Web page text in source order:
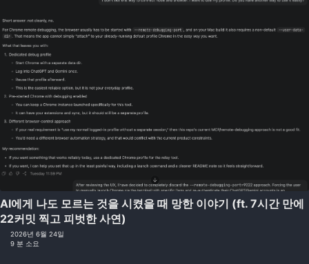
AI에게 나도 모르는 것을 시켰을 때 망한 이야기 (ft. 7시간 만에
22커밋 찍고 피벗한 사연)
2026년 6월 24일
9 분 소요